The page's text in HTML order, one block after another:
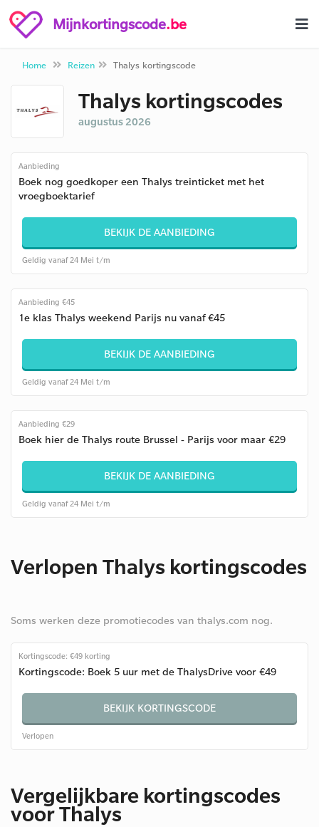
Mijnkortingscode.be
Home Reizen Thalys kortingscode
Thalys kortingscodes
augustus 2026
Aanbieding
Boek nog goedkoper een Thalys treinticket met het
vroegboektarief
BEKIJK DE AANBIEDING
Geldig vanaf 24 Mei t/m
Aanbieding €45
1e klas Thalys weekend Parijs nu vanaf €45
BEKIJK DE AANBIEDING
Geldig vanaf 24 Mei t/m
Aanbieding €29
Boek hier de Thalys route Brussel - Parijs voor maar €29
BEKIJK DE AANBIEDING
Geldig vanaf 24 Mei t/m
Verlopen Thalys kortingscodes
Soms werken deze promotiecodes van thalys.com nog.
Kortingscode: €49 korting
Kortingscode: Boek 5 uur met de ThalysDrive voor €49
BEKIJK KORTINGSCODE
Verlopen
Vergelijkbare kortingscodes
voor Thalys